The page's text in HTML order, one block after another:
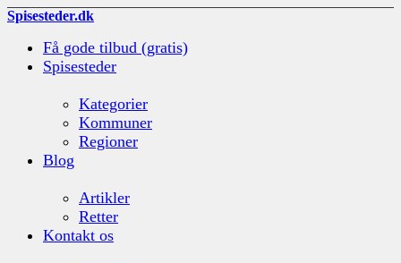
Spisesteder.dk
Få gode tilbud (gratis)
Spisesteder
Kategorier
Kommuner
Regioner
Blog
Artikler
Retter
Kontakt os